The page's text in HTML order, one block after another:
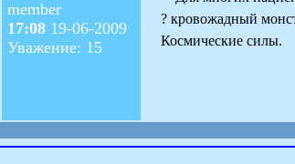
member
17:08 19-06-2009
Уважение: 15
? кровожадный
Космические силы.